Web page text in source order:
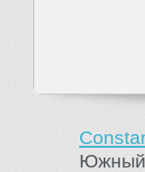
Южный